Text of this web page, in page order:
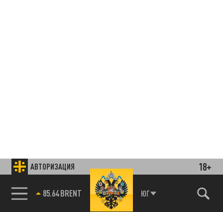
АВТОРИЗАЦИЯ 18+
85.64 BRENT ЮГ